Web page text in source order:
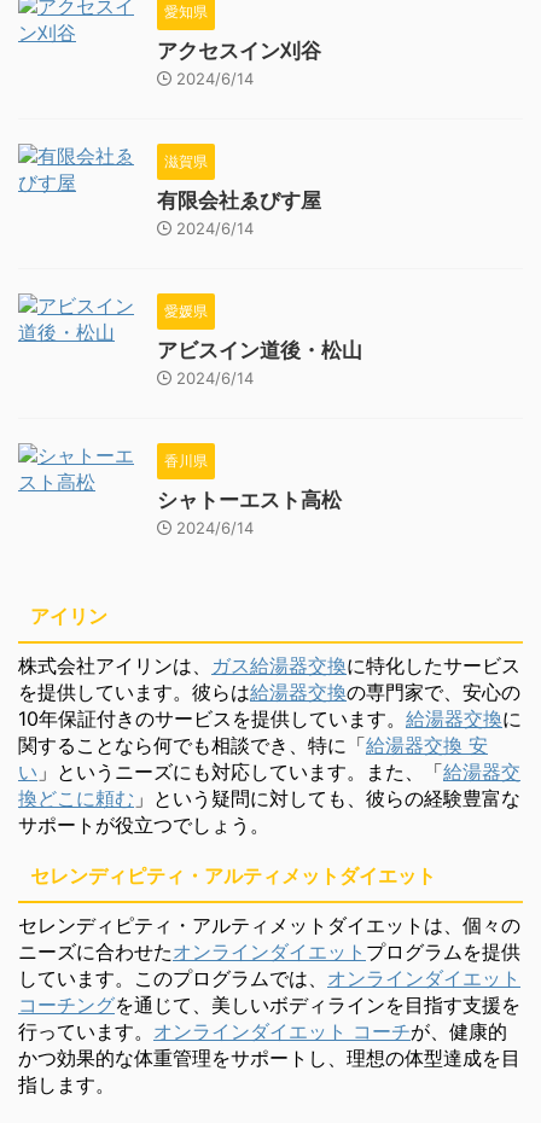
愛知県
アクセスイン刈谷
2024/6/14
滋賀県
有限会社ゑびす屋
2024/6/14
愛媛県
アビスイン道後・松山
2024/6/14
香川県
シャトーエスト高松
2024/6/14
アイリン
株式会社アイリンは、 ガス給湯器交換に特化したサービス
を提供しています。彼らは給湯器交換の専門家で、安心の
10年保証付きのサービスを提供しています。 給湯器交換に
関することなら何でも相談でき、特に「給湯器交換 安
い 」というニーズにも対応しています。また、「給湯器交
換どこに頼む 」という疑問に対しても、彼らの経験豊富な
サポートが役立つでしょう。
セレンディピティ・アルティメットダイエット
セレンディピティ・アルティメットダイエットは、個々の
ニーズに合わせたオンラインダイエット プログラムを提供
しています。このプログラムでは、 オンラインダイエット
コーチングを通じて、美しいボディラインを目指す支援を
行っています。 オンラインダイエット コーチが、健康的
かつ効果的な体重管理をサポートし、理想の体型達成を目
指します。